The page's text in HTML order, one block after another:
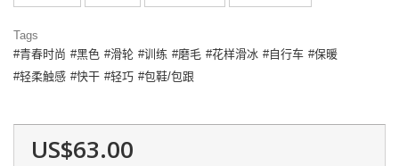
Tags
青春时尚
黑色 滑轮 训练 磨毛 花样滑冰 自行车
保暖
轻柔触感
快干 轻巧 包鞋/包跟
US$63.00